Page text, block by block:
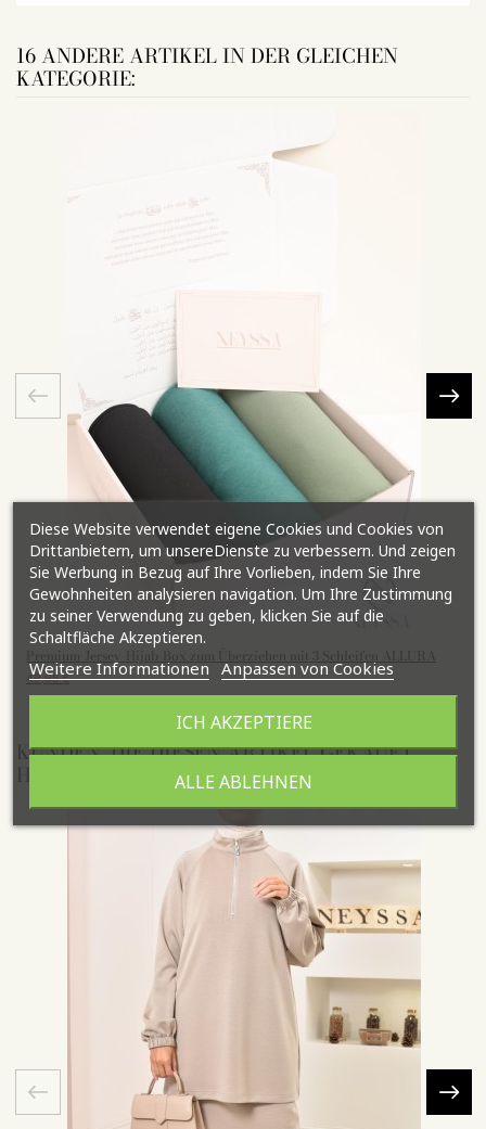
16 ANDERE ARTIKEL IN DER GLEICHEN
KATEGORIE:
Premium-Jersey-Hijab-Box zum Überziehen mit 3 Schleifen ALLURA
49,95 €
KUNDEN, DIE DIESEN ARTIKEL GEKAUFT
HABEN, KAUFTEN AUCH ...
Diese Website verwendet eigene Cookies und Cookies von
Drittanbietern, um unsereDienste zu verbessern. Und zeigen
Sie Werbung in Bezug auf Ihre Vorlieben, indem Sie Ihre
Gewohnheiten analysieren navigation. Um Ihre Zustimmung
zu seiner Verwendung zu geben, klicken Sie auf die
Schaltfläche Akzeptieren.
Weitere Informationen Anpassen von Cookies
ALLE ABLEHNEN
ICH AKZEPTIERE